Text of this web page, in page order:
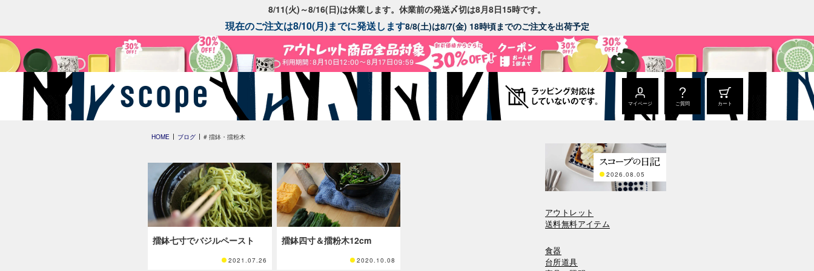
8/11(火)～8/16(日)は休業します。休業前の発送〆切は8月8日15時です。
現在のご注文は8/10(月)までに発送します8/8(土)は8/7(金) 18時頃までのご注文を出荷予定
マイページ ご質問 カート
HOME ブログ # 擂鉢・擂粉木
擂鉢七寸でバジルペースト
2021.07.26
擂鉢四寸＆擂粉木12cm
2020.10.08
2026.08.05
アウトレット
送料無料アイテム
食器
台所道具